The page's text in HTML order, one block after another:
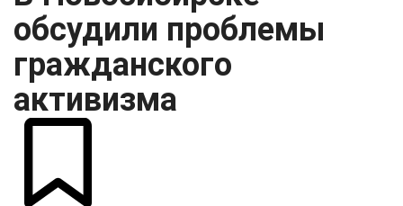
обсудили проблемы
гражданского
активизма